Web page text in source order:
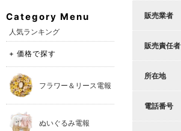
販売業者
販売責任者
所在地
電話番号
Category Menu
人気ランキング
+ 価格で探す
フラワー＆リース電報
ぬいぐるみ電報